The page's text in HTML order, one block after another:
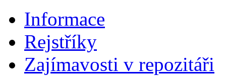
Informace
Rejstříky
Zajímavosti v repozitáři